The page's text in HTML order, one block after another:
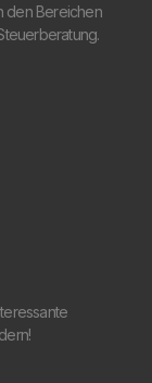
den Bereichen